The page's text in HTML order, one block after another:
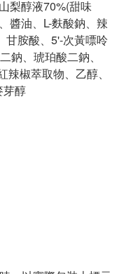
梨醇液70%(甜味
醬油、L-麩酸鈉、辣
甘胺酸、5'-次黃嘌呤
鈉、琥珀酸二鈉、
椒萃取物、乙醇、
芽醇